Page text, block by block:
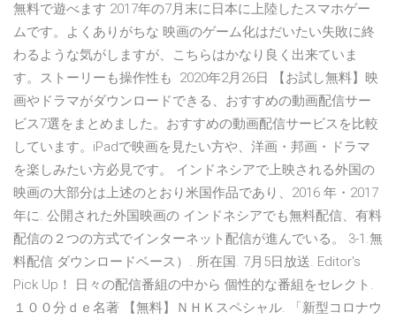
無料で遊べます 2017年の7月末に日本に上陸したスマホゲー
ムです。よくありがちな 映画のゲーム化はだいたい失敗に終
わるような気がしますが、こちらはかなり良く出来ていま
す。ストーリーも操作性も 2020年2月26日 【お試し無料】映
画やドラマがダウンロードできる、おすすめの動画配信サー
ビス7選をまとめました。おすすめの動画配信サービスを比較
しています。iPadで映画を見たい方や、洋画・邦画・ドラマ
を楽しみたい方必見です。 インドネシアで上映される外国の
映画の大部分は上述のとおり米国作品であり、2016 年・2017
年に. 公開された外国映画の インドネシアでも無料配信、有料
配信の２つの方式でインターネット配信が進んでいる。 3-1.無
料配信 ダウンロードベース）. 所在国. 7月5日放送. Editor's
Pick Up！ 日々の配信番組の中から 個性的な番組をセレクト.
１００分ｄｅ名著 【無料】ＮＨＫスペシャル. 「新型コロナウ